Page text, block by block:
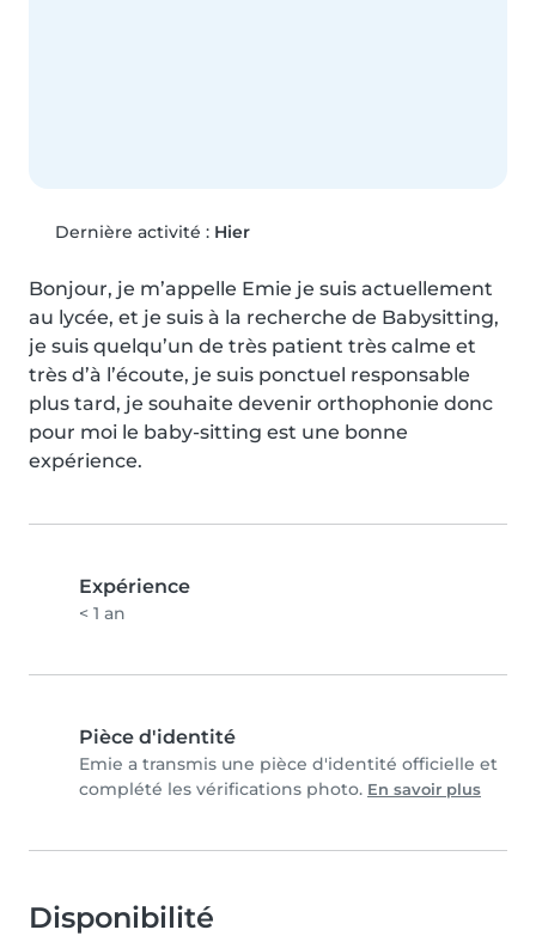
Dernière activité : Hier
Bonjour, je m’appelle Emie je suis actuellement
au lycée, et je suis à la recherche de Babysitting,
je suis quelqu’un de très patient très calme et
très d’à l’écoute, je suis ponctuel responsable
plus tard, je souhaite devenir orthophonie donc
pour moi le baby-sitting est une bonne
expérience.
Expérience
< 1 an
Pièce d'identité
Emie a transmis une pièce d'identité officielle et
complété les vérifications photo. En savoir plus
Disponibilité